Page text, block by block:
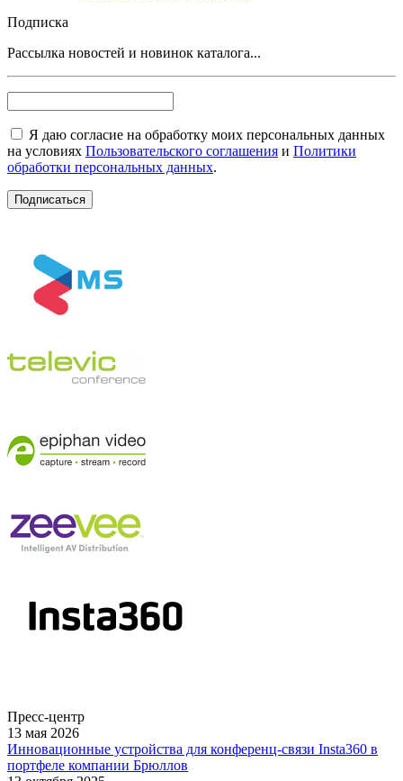
Подписка
Рассылка новостей и новинок каталога...
Я даю согласие на обработку моих персональных данных
на условиях Пользовательского соглашения и Политики
обработки персональных данных.
Пресс-центр
13 мая 2026
Инновационные устройства для конференц-связи Insta360 в
портфеле компании Брюллов